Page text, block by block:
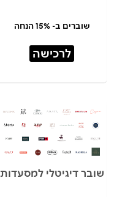
שוברים ב- 15% הנחה
לרכישה
שובר דיגיטלי למסעדות